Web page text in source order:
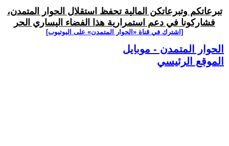
تبرعاتكم وتبرعاتكن المالية تحفظ استقلال الحوار المتمدن،
فشاركونا في دعم استمرارية هذا الفضاء اليساري الحر
[اشترك في قناة ‫«الحوار المتمدن» على اليوتيوب]
الحوار المتمدن - موبايل
الموقع الرئيسي